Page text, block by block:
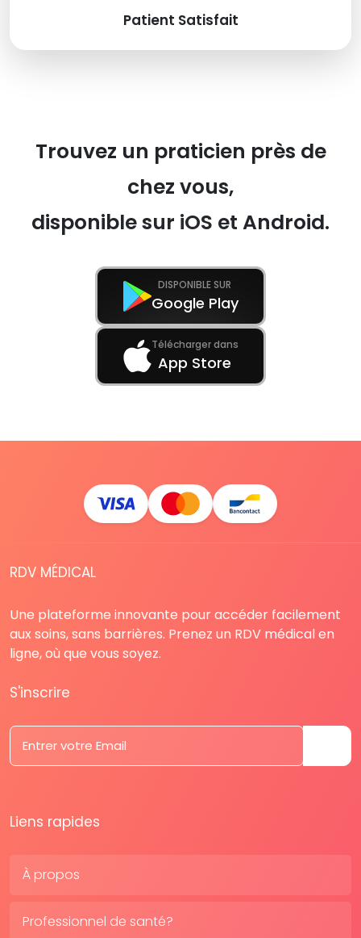
Patient Satisfait
Trouvez un praticien près de
chez vous,
disponible sur iOS et Android.
DISPONIBLE SUR
Google Play
Télécharger dans
App Store
RDV MÉDICAL
Une plateforme innovante pour accéder facilement
aux soins, sans barrières. Prenez un RDV médical en
ligne, où que vous soyez.
S'inscrire
Liens rapides
À propos
Professionnel de santé?